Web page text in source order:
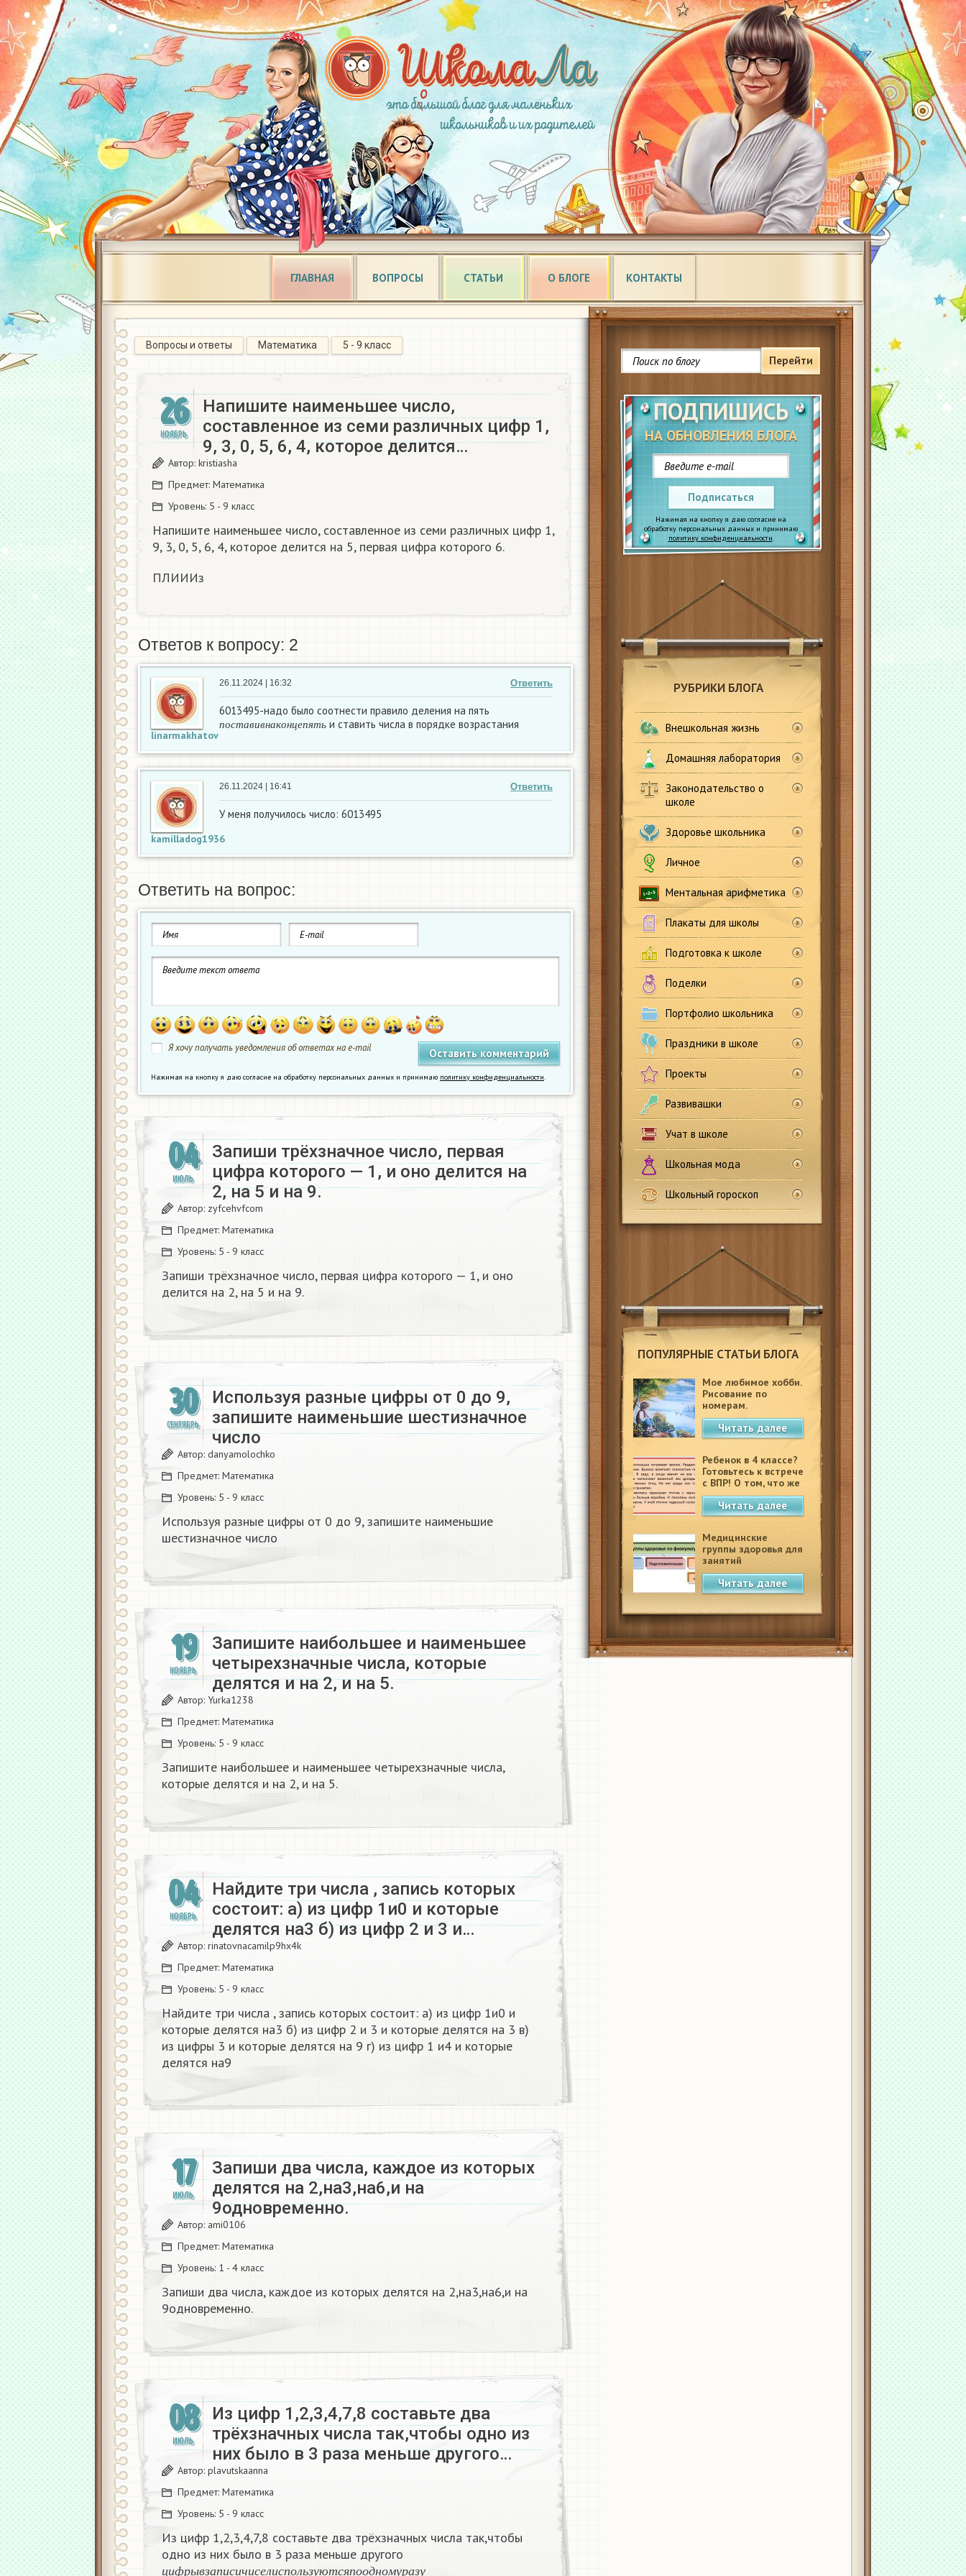
ГЛАВНАЯ ВОПРОСЫ СТАТЬИ О БЛОГЕ КОНТАКТЫ
Перейти
ПОДПИШИСЬ
НА ОБНОВЛЕНИЯ БЛОГА
Подписаться
Нажимая на кнопку я даю согласие на
обработку персональных данных и принимаю
политику конфиденциальности.
РУБРИКИ БЛОГА
Внешкольная жизнь
Домашняя лаборатория
Законодательство о
школе
Здоровье школьника
Личное
Ментальная арифметика
Плакаты для школы
Подготовка к школе
Поделки
Портфолио школьника
Праздники в школе
Проекты
Развивашки
Учат в школе
Школьная мода
Школьный гороскоп
ПОПУЛЯРНЫЕ СТАТЬИ БЛОГА
Мое любимое хобби.
Рисование по
номерам.
Читать далее
Ребенок в 4 классе?
Готовьтесь к встрече
с ВПР! О том, что же
это такое.
Читать далее
Медицинские
группы здоровья для
занятий
физкультурой в
школеЧитать далее
Вопросы и ответы Математика 5 - 9 класс
26
НОЯБРЬ
Напишите наименьшее число,
составленное из семи различных цифр 1,
9, 3, 0, 5, 6, 4, которое делится…
Автор: kristiasha
Предмет: Математика
Уровень: 5 - 9 класс
Напишите наименьшее число, составленное из семи различных цифр 1,
9, 3, 0, 5, 6, 4, которое делится на 5, первая цифра которого 6.
ПЛИИИз
Ответов к вопросу: 2
linarmakhatov
Ответить
26.11.2024 | 16:32
6013495-надо было соотнести правило деления на пять
поставивнак онце пять
и ставить числа в порядке возрастания
kamilladog1936
Ответить
26.11.2024 | 16:41
У меня получилось число: 6013495
Ответить на вопрос:
Я хочу получать уведомления об ответах на e-mail
Нажимая на кнопку я даю согласие на обработку персональных данных и принимаю политику конфиденциальности.
04
ИЮЛЬ
Запиши трёхзначное число, первая
цифра которого — 1, и оно делится на
2, на 5 и на 9.
Автор: zyfcehvfcom
Предмет: Математика
Уровень: 5 - 9 класс
Запиши трёхзначное число, первая цифра которого — 1, и оно
делится на 2, на 5 и на 9.
30
СЕНТЯБРЬ
Используя разные цифры от 0 до 9,
запишите наименьшие шестизначное
число
Автор: danyamolochko
Предмет: Математика
Уровень: 5 - 9 класс
Используя разные цифры от 0 до 9, запишите наименьшие
шестизначное число
19
НОЯБРЬ
Запишите наибольшее и наименьшее
четырехзначные числа, которые
делятся и на 2, и на 5.
Автор: Yurka1238
Предмет: Математика
Уровень: 5 - 9 класс
Запишите наибольшее и наименьшее четырехзначные числа,
которые делятся и на 2, и на 5.
04
НОЯБРЬ
Найдите три числа , запись которых
состоит: а) из цифр 1и0 и которые
делятся на3 б) из цифр 2 и 3 и…
Автор: rinatovnacamilp9hx4k
Предмет: Математика
Уровень: 5 - 9 класс
Найдите три числа , запись которых состоит: а) из цифр 1и0 и
которые делятся на3 б) из цифр 2 и 3 и которые делятся на 3 в)
из цифры 3 и которые делятся на 9 г) из цифр 1 и4 и которые
делятся на9
17
ИЮЛЬ
Запиши два числа, каждое из которых
делятся на 2,на3,на6,и на
9одновременно.
Автор: ami0106
Предмет: Математика
Уровень: 1 - 4 класс
Запиши два числа, каждое из которых делятся на 2,на3,на6,и на
9одновременно.
08
ИЮЛЬ
Из цифр 1,2,3,4,7,8 составьте два
трёхзначных числа так,чтобы одно из
них было в 3 раза меньше другого…
Автор: plavutskaanna
Предмет: Математика
Уровень: 5 - 9 класс
Из цифр 1,2,3,4,7,8 составьте два трёхзначных числа так,чтобы
одно из них было в 3 раза меньше другого
ц и ф р ыв з а п и с и ч и с ел и с п ол ьз у ю т сяп о о д н ом у р а з у
цифры вза писи чис елис пользу ютсяпо